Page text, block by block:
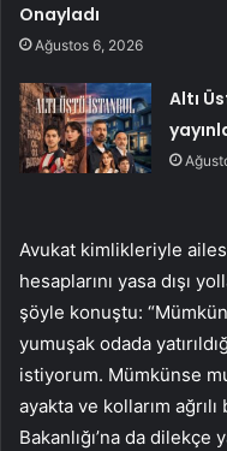
Onayladı
Ağustos 6, 2026
Altı
Avukat kimlikleriyle
hesaplarını yasa dışı
şöyle konuştu:
yumuşak odada
istiyorum. Mümkünse
ayakta ve kollarım
Bakanlığı’na da dilekçe